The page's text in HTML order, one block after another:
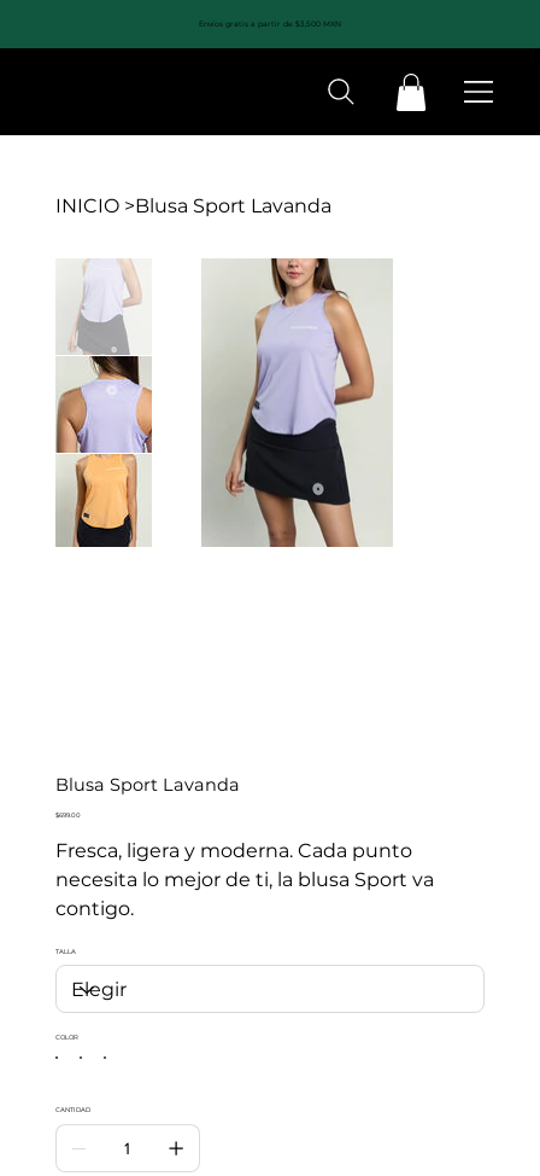
Envíos gratis a partir de $3,500 MXN
INICIO >Blusa Sport Lavanda
Blusa Sport Lavanda
Precio
$699.00
Fresca, ligera y moderna. Cada punto
necesita lo mejor de ti, la blusa Sport va
contigo.
TALLA
COLOR
CANTIDAD